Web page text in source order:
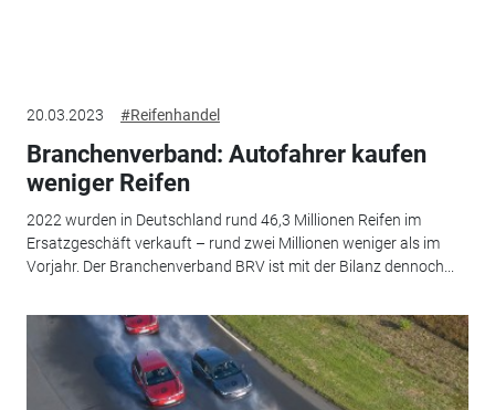
20.03.2023 #Reifenhandel
Branchenverband: Autofahrer kaufen
weniger Reifen
2022 wurden in Deutschland rund 46,3 Millionen Reifen im
Ersatzgeschäft verkauft – rund zwei Millionen weniger als im
Vorjahr. Der Branchenverband BRV ist mit der Bilanz dennoch...